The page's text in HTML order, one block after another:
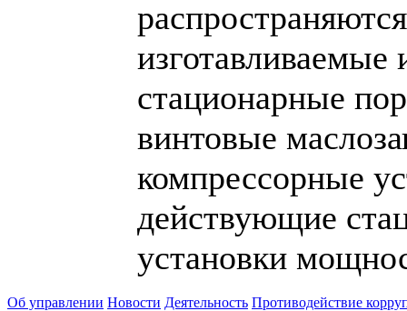
изготавливаемые
стационарные
винтовые
компрессорные
действующие
установки
Об управлении Новости Деятельность Противодействие